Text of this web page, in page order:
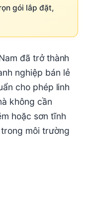
gói lắp đặt,
đã trở thành
nghiệp bán lẻ
cho phép linh
không cần
hoặc sơn tĩnh
môi trường